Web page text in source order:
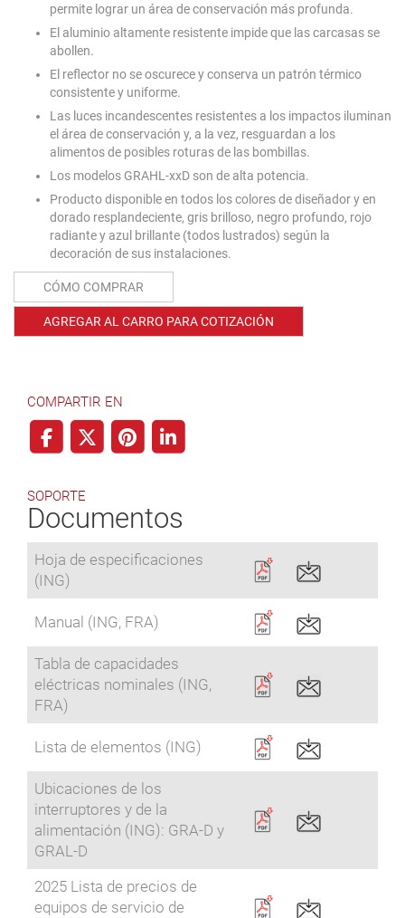
permite lograr un área de conservación más profunda.
El aluminio altamente resistente impide que las carcasas se
abollen.
El reflector no se oscurece y conserva un patrón térmico
consistente y uniforme.
Las luces incandescentes resistentes a los impactos iluminan
el área de conservación y, a la vez, resguardan a los
alimentos de posibles roturas de las bombillas.
Los modelos GRAHL-xxD son de alta potencia.
Producto disponible en todos los colores de diseñador y en
dorado resplandeciente, gris brilloso, negro profundo, rojo
radiante y azul brillante (todos lustrados) según la
decoración de sus instalaciones.
CÓMO COMPRAR
AGREGAR AL CARRO PARA COTIZACIÓN
COMPARTIR EN
SOPORTE
Documentos
Hoja de especificaciones
(ING)
Manual (ING, FRA)
Tabla de capacidades
eléctricas nominales (ING,
FRA)
Lista de elementos (ING)
Ubicaciones de los
interruptores y de la
alimentación (ING): GRA-D y
GRAL-D
2025 Lista de precios de
equipos de servicio de